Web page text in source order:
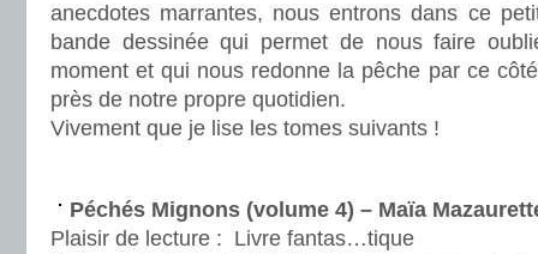
anecdotes marrantes, nous entrons dans ce
bande dessinée qui permet de nous faire
moment et qui nous redonne la pêche par ce
près de notre propre quotidien.
Vivement que je lise les tomes suivants !
Péchés Mignons (volume 4) – Maïa
Plaisir de lecture : Livre fantas…tique